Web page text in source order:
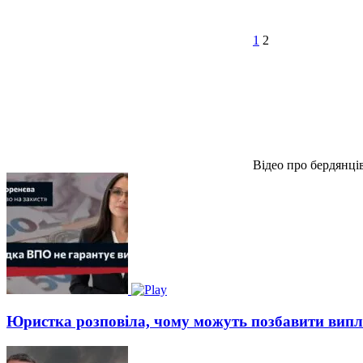
1 2
Відео про
Юристка розповіла, чому можуть позбавити